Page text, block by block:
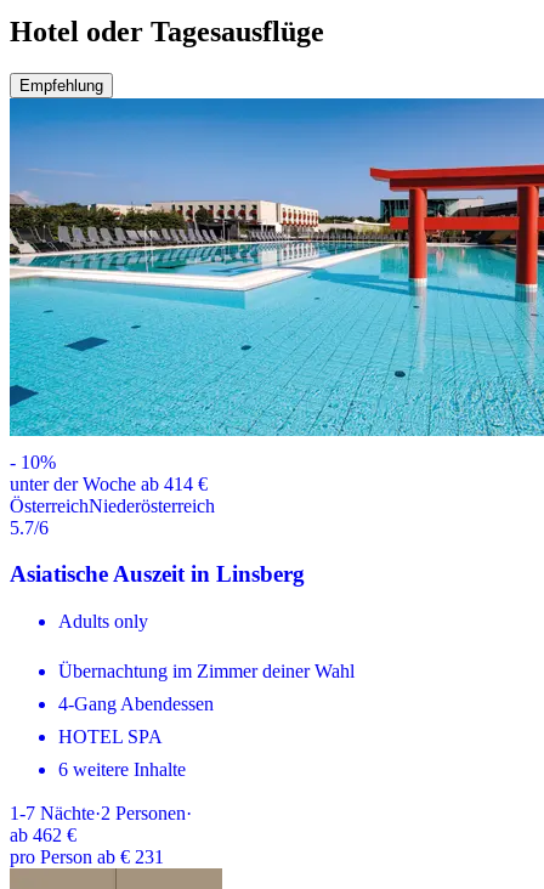
Hotel oder Tagesausflüge
Empfehlung
- 10%
unter der Woche ab 414 €
ÖsterreichNiederösterreich
5.7/6
Asiatische Auszeit in Linsberg
Adults only
Übernachtung im Zimmer deiner Wahl
4-Gang Abendessen
HOTEL SPA
6 weitere Inhalte
1-7 Nächte·2 Personen·
ab 462 €
pro Person ab € 231